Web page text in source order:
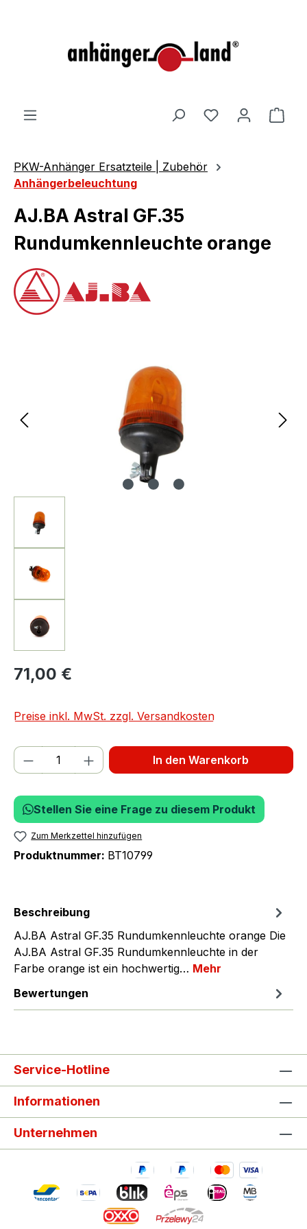
PKW-Anhänger Ersatzteile | Zubehör
Anhängerbeleuchtung
AJ.BA Astral GF.35
Rundumkennleuchte orange
71,00 €
Preise inkl. MwSt. zzgl. Versandkosten
Produkt Anzahl: Gib den gewünschten
In den Warenkorb
Stellen Sie eine Frage zu diesem Produkt
Zum Merkzettel hinzufügen
Produktnummer: BT10799
Beschreibung
AJ.BA Astral GF.35 Rundumkennleuchte orange Die
AJ.BA Astral GF.35 Rundumkennleuchte in der
Farbe orange ist ein hochwertig… Mehr
Bewertungen
Service-Hotline
Informationen
Unternehmen